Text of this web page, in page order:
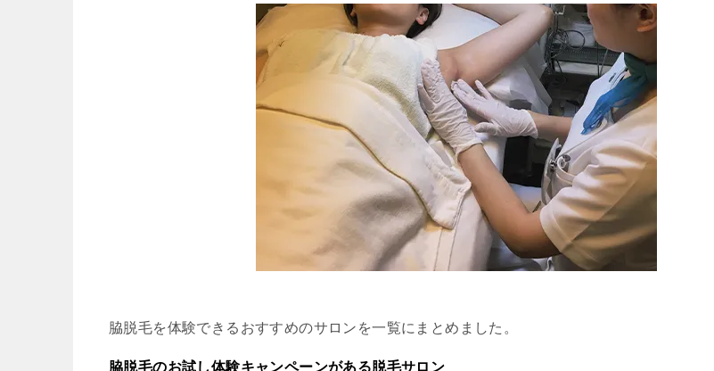
脇脱毛を体験できるおすすめのサロンを一覧にまとめました。
脇脱毛のお試し体験キャンペーンがある脱毛サロン